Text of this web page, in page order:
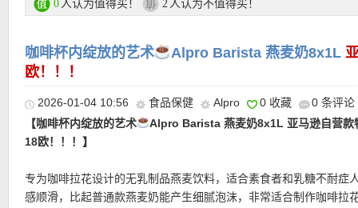
0 人认为值得买！ 2 人认为不值得买！
咖啡杯内绽放的艺术 Alpro Barista 燕麦奶8x1L
欧！！！
2026-01-04 10:56 食品保健 Alpro 0 收藏
0 条评论
【咖啡杯内绽放的艺术
Alpro Barista 燕麦奶8x1L 亚马逊自营款
18欧！！！】
专为咖啡拉花设计的无乳制品燕麦饮料，适合素食者和乳糖不耐症
感顺滑，比起普通款燕麦奶能产生细腻泡沫，非常适合制作咖啡拉